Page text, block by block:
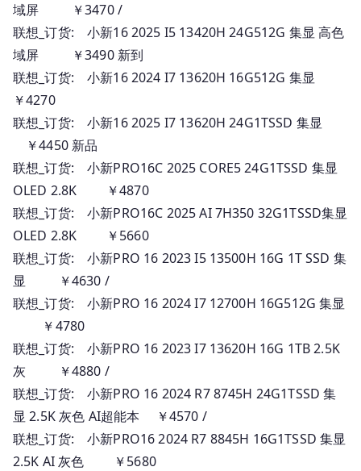
域屏 ￥3470 /
联想_订货: 小新16 2025 I5 13420H 24G512G 集显 高色
域屏 ￥3490 新到
联想_订货: 小新16 2024 I7 13620H 16G512G 集显
￥4270
联想_订货: 小新16 2025 I7 13620H 24G1TSSD 集显
￥4450 新品
联想_订货: 小新PRO16C 2025 CORE5 24G1TSSD 集显
OLED 2.8K ￥4870
联想_订货: 小新PRO16C 2025 AI 7H350 32G1TSSD集显
OLED 2.8K ￥5660
联想_订货: 小新PRO 16 2023 I5 13500H 16G 1T SSD 集
显 ￥4630 /
联想_订货: 小新PRO 16 2024 I7 12700H 16G512G 集显
￥4780
联想_订货: 小新PRO 16 2023 I7 13620H 16G 1TB 2.5K
灰 ￥4880 /
联想_订货: 小新PRO 16 2024 R7 8745H 24G1TSSD 集
显 2.5K 灰色 AI超能本 ￥4570 /
联想_订货: 小新PRO16 2024 R7 8845H 16G1TSSD 集显
2.5K AI 灰色 ￥5680